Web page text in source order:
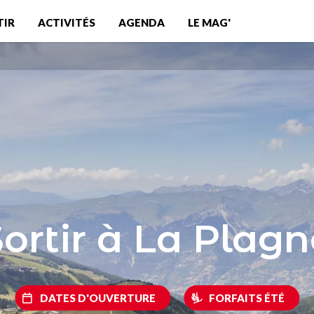
ACTIVITÉS AGENDA LE MAG'
à La
DATES D'OUVERTURE FORFAITS ÉTÉ